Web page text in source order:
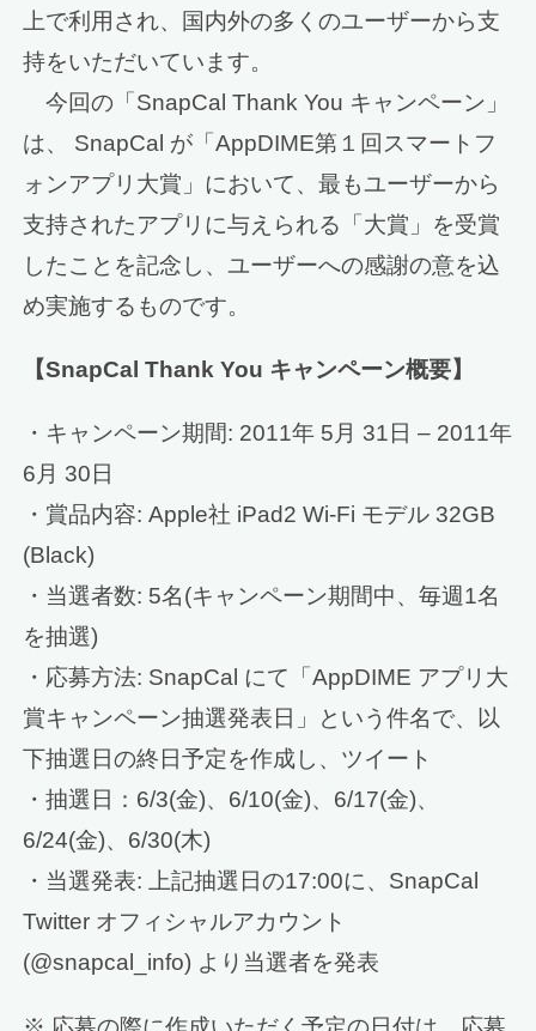
上で利用され、国内外の多くのユーザーから支
持をいただいています。
今回の「SnapCal Thank You キャンペーン」
は、 SnapCal が「AppDIME第１回スマートフ
ォンアプリ大賞」において、最もユーザーから
支持されたアプリに与えられる「大賞」を受賞
したことを記念し、ユーザーへの感謝の意を込
め実施するものです。
【SnapCal Thank You キャンペーン概要】
・キャンペーン期間: 2011年 5月 31日 – 2011年
6月 30日
・賞品内容: Apple社 iPad2 Wi-Fi モデル 32GB
(Black)
・当選者数: 5名(キャンペーン期間中、毎週1名
を抽選)
・応募方法: SnapCal にて「AppDIME アプリ大
賞キャンペーン抽選発表日」という件名で、以
下抽選日の終日予定を作成し、ツイート
・抽選日：6/3(金)、6/10(金)、6/17(金)、
6/24(金)、6/30(木)
・当選発表: 上記抽選日の17:00に、SnapCal
Twitter オフィシャルアカウント
(@snapcal_info) より当選者を発表